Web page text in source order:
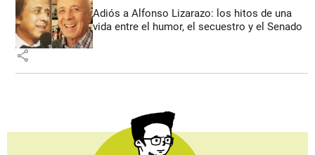
Adiós a Alfonso Lizarazo: los hitos de una
vida entre el humor, el secuestro y el Senado
share